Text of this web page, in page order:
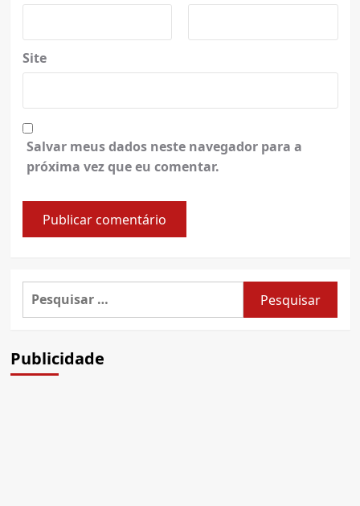
Site
Salvar meus dados neste navegador para a
próxima vez que eu comentar.
Pesquisar
Publicidade